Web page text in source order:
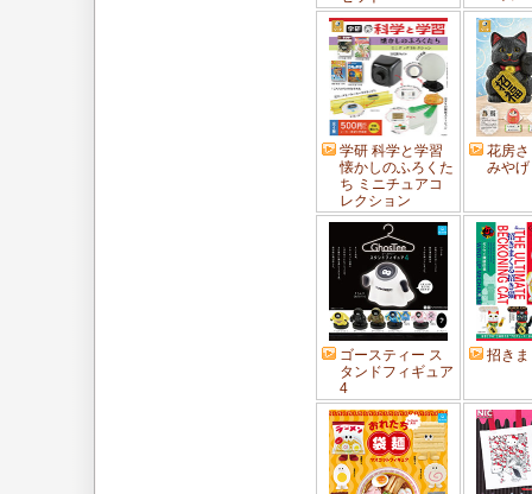
学研 科学と学習
懐かしのふろくた
ち ミニチュアコ
レクション
花房
みやげ
ゴースティー ス
タンドフィギュア
4
招き